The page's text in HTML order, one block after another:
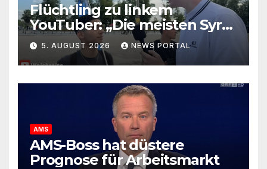
Flüchtling zu linkem
YouTuber: „Die meisten Syrer
kommen wegen der
Sozialleistungen“
5. AUGUST 2026 NEWS PORTAL
AMS
AMS-Boss hat düstere
Prognose für Arbeitsmarkt